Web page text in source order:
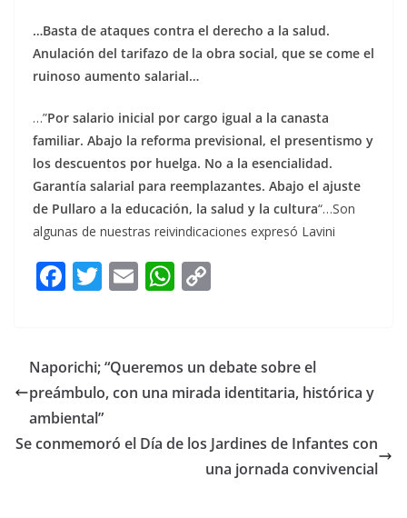
…Basta de ataques contra el derecho a la salud.
Anulación del tarifazo de la obra social, que se come el
ruinoso aumento salarial…
…”Por salario inicial por cargo igual a la canasta
familiar. Abajo la reforma previsional, el presentismo y
los descuentos por huelga. No a la esencialidad.
Garantía salarial para reemplazantes. Abajo el ajuste
de Pullaro a la educación, la salud y la cultura“…Son
algunas de nuestras reivindicaciones expresó Lavini
F
b
o
o
k
T
er
E
l
W
s
A
p
y
Li
k
Naporichi; “Queremos un debate sobre el
preámbulo, con una mirada identitaria, histórica y
ambiental”
Se conmemoró el Día de los Jardines de Infantes con
una jornada convivencial